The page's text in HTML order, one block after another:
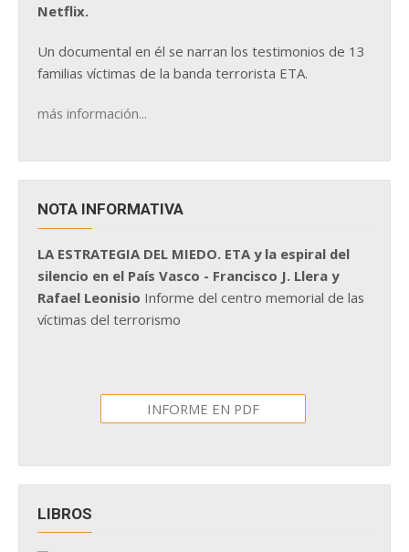
Netflix.
Un documental en él se narran los testimonios de 13
familias víctimas de la banda terrorista ETA.
más información...
NOTA INFORMATIVA
LA ESTRATEGIA DEL MIEDO. ETA y la espiral del
silencio en el País Vasco - Francisco J. Llera y
Rafael Leonisio Informe del centro memorial de las
víctimas del terrorismo
INFORME EN PDF
LIBROS